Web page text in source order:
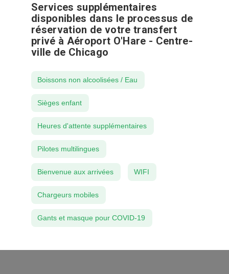
Services supplémentaires
disponibles dans le processus de
réservation de votre transfert
privé à Aéroport O'Hare - Centre-
ville de Chicago
Boissons non alcoolisées / Eau
Sièges enfant
Heures d'attente supplémentaires
Pilotes multilingues
Bienvenue aux arrivées WIFI
Chargeurs mobiles
Gants et masque pour COVID-19